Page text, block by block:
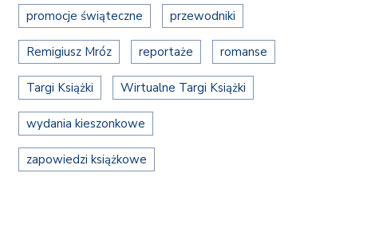
promocje świąteczne przewodniki
Remigiusz Mróz reportaże romanse
Targi Książki Wirtualne Targi Książki
wydania kieszonkowe
zapowiedzi książkowe